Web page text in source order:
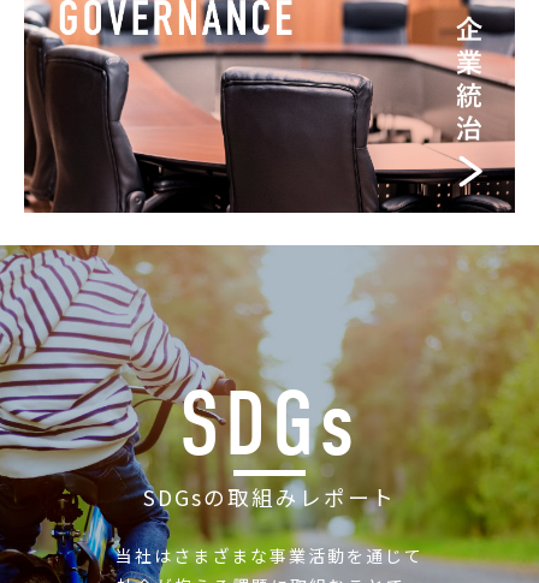
SDGs
SDGsの取組みレポート
当社はさまざまな事業活動を通じて